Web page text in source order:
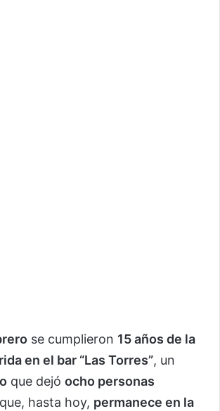
se cumplieron 15 años de la
en el bar “Las Torres”, un
que dejó ocho personas
hasta hoy, permanece en la